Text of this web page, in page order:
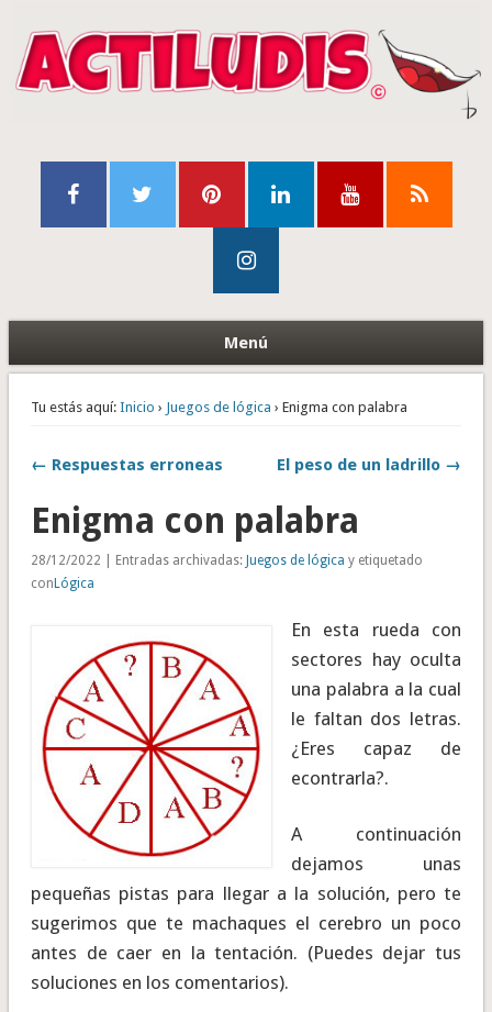
Menú
Tu estás aquí: Inicio › Juegos de lógica › Enigma con palabra
← Respuestas erroneas El peso de un ladrillo →
Enigma con palabra
28/12/2022 | Entradas archivadas: Juegos de lógica y etiquetado
con Lógica
En esta rueda con
sectores hay oculta
una palabra a la cual
le faltan dos letras.
¿Eres capaz de
econtrarla?.
A continuación
dejamos unas
pequeñas pistas para llegar a la solución, pero te
sugerimos que te machaques el cerebro un poco
antes de caer en la tentación. (Puedes dejar tus
soluciones en los comentarios).